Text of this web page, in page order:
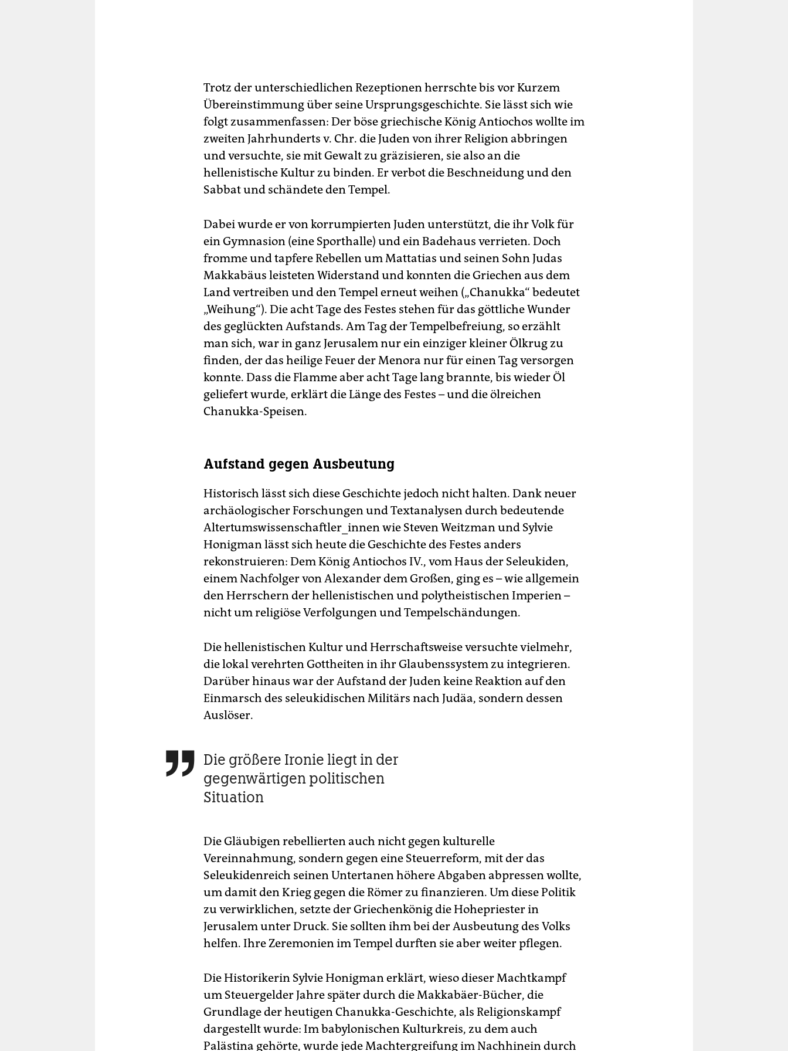
Trotz der unterschiedlichen Rezeptionen herrschte bis vor Kurzem
Übereinstimmung über seine Ursprungsgeschichte. Sie lässt sich wie
folgt zusammenfassen: Der böse griechische König Antiochos wollte im
zweiten Jahrhunderts v. Chr. die Juden von ihrer Religion abbringen
und versuchte, sie mit Gewalt zu gräzisieren, sie also an die
hellenistische Kultur zu binden. Er verbot die Beschneidung und den
Sabbat und schändete den Tempel.
Dabei wurde er von korrumpierten Juden unterstützt, die ihr Volk für
ein Gymnasion (eine Sporthalle) und ein Badehaus verrieten. Doch
fromme und tapfere Rebellen um Mattatias und seinen Sohn Judas
Makkabäus leisteten Widerstand und konnten die Griechen aus dem
Land vertreiben und den Tempel erneut weihen („Chanukka“ bedeutet
„Weihung“). Die acht Tage des Festes stehen für das göttliche Wunder
des geglückten Aufstands. Am Tag der Tempelbefreiung, so erzählt
man sich, war in ganz Jerusalem nur ein einziger kleiner Ölkrug zu
finden, der das heilige Feuer der Menora nur für einen Tag versorgen
konnte. Dass die Flamme aber acht Tage lang brannte, bis wieder Öl
geliefert wurde, erklärt die Länge des Festes – und die ölreichen
Chanukka-Speisen.
Aufstand gegen Ausbeutung
Historisch lässt sich diese Geschichte jedoch nicht halten. Dank neuer
archäologischer Forschungen und Textanalysen durch bedeutende
Altertumswissenschaftler_innen wie Steven Weitzman und Sylvie
Honigman lässt sich heute die Geschichte des Festes anders
rekonstruieren: Dem König Antiochos IV., vom Haus der Seleukiden,
einem Nachfolger von Alexander dem Großen, ging es – wie allgemein
den Herrschern der hellenistischen und polytheistischen Imperien –
nicht um religiöse Verfolgungen und Tempelschändungen.
Die hellenistischen Kultur und Herrschaftsweise versuchte vielmehr,
die lokal verehrten Gottheiten in ihr Glaubenssystem zu integrieren.
Darüber hinaus war der Aufstand der Juden keine Reaktion auf den
Einmarsch des seleukidischen Militärs nach Judäa, sondern dessen
Auslöser.
 Die größere Ironie liegt in der
gegenwärtigen politischen
Situation
Die Gläubigen rebellierten auch nicht gegen kulturelle
Vereinnahmung, sondern gegen eine Steuerreform, mit der das
Seleukidenreich seinen Untertanen höhere Abgaben abpressen wollte,
um damit den Krieg gegen die Römer zu finanzieren. Um diese Politik
zu verwirklichen, setzte der Griechenkönig die Hohepriester in
Jerusalem unter Druck. Sie sollten ihm bei der Ausbeutung des Volks
helfen. Ihre Zeremonien im Tempel durften sie aber weiter pflegen.
Die Historikerin Sylvie Honigman erklärt, wieso dieser Machtkampf
um Steuergelder Jahre später durch die Makkabäer-Bücher, die
Grundlage der heutigen Chanukka-Geschichte, als Religionskampf
dargestellt wurde: Im babylonischen Kulturkreis, zu dem auch
Palästina gehörte, wurde jede Machtergreifung im Nachhinein durch